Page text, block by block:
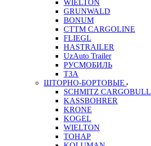
WIELTON
GRUNWALD
BONUM
CTTM CARGOLINE
FLIEGL
HASTRAILER
UzAuto Trailer
РУСМОБИЛЬ
ТЗА
ШТОРНО-БОРТОВЫЕ
SCHMITZ CARGOBULL
KASSBOHRER
KRONE
KOGEL
WIELTON
ТОНАР